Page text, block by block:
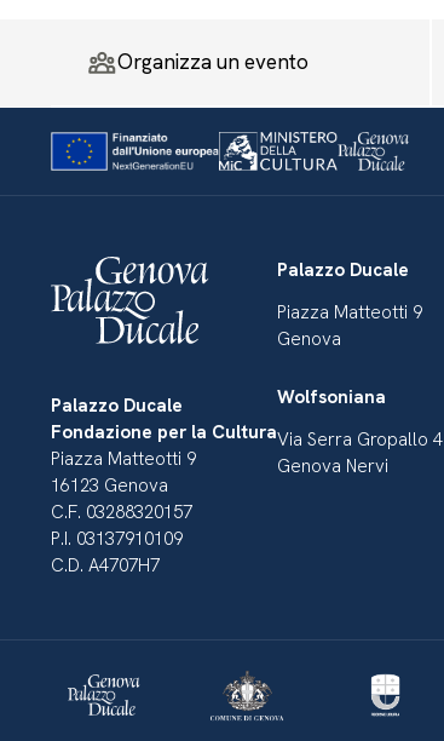
Organizza un evento
Palazzo Ducale
Fondazione per la Cultura
Piazza Matteotti 9
16123 Genova
C.F. 03288320157
P.I. 03137910109
C.D. A4707H7
Palazzo Ducale
Piazza Matteotti 9
Genova
Wolfsoniana
Via Serra Gropallo 4
Genova Nervi